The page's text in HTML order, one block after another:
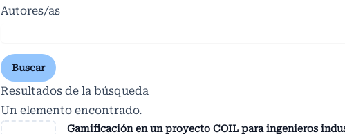
Autores/as
Buscar
Resultados de la búsqueda
Un elemento encontrado.
Gamificación en un proyecto COIL para ingenieros